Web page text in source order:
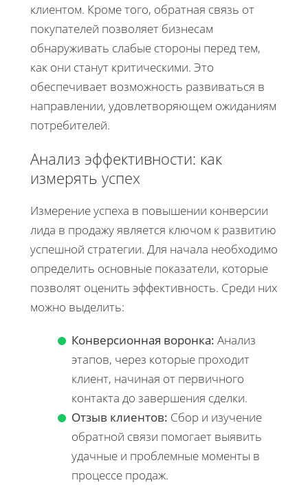
клиентом. Кроме того, обратная связь от
покупателей позволяет бизнесам
обнаруживать слабые стороны перед тем,
как они станут критическими. Это
обеспечивает возможность развиваться в
направлении, удовлетворяющем ожиданиям
потребителей.
Анализ эффективности: как
измерять успех
Измерение успеха в повышении конверсии
лида в продажу является ключом к развитию
успешной стратегии. Для начала необходимо
определить основные показатели, которые
позволят оценить эффективность. Среди них
можно выделить:
Конверсионная воронка: Анализ
этапов, через которые проходит
клиент, начиная от первичного
контакта до завершения сделки.
Отзыв клиентов: Сбор и изучение
обратной связи помогает выявить
удачные и проблемные моменты в
процессе продаж.